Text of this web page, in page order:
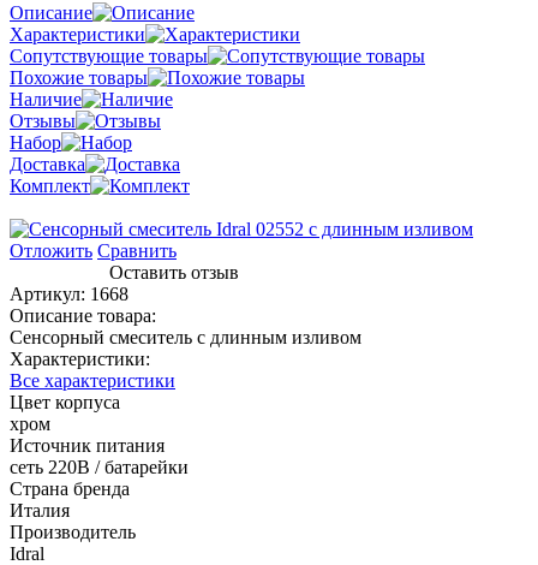
Описание
Характеристики
Сопутствующие товары
Похожие товары
Наличие
Отзывы
Набор
Доставка
Комплект
Отложить Сравнить
Оставить отзыв
Артикул: 1668
Описание товара:
Сенсорный смеситель с длинным изливом
Характеристики:
Все характеристики
Цвет корпуса
хром
Источник питания
сеть 220В / батарейки
Страна бренда
Италия
Производитель
Idral